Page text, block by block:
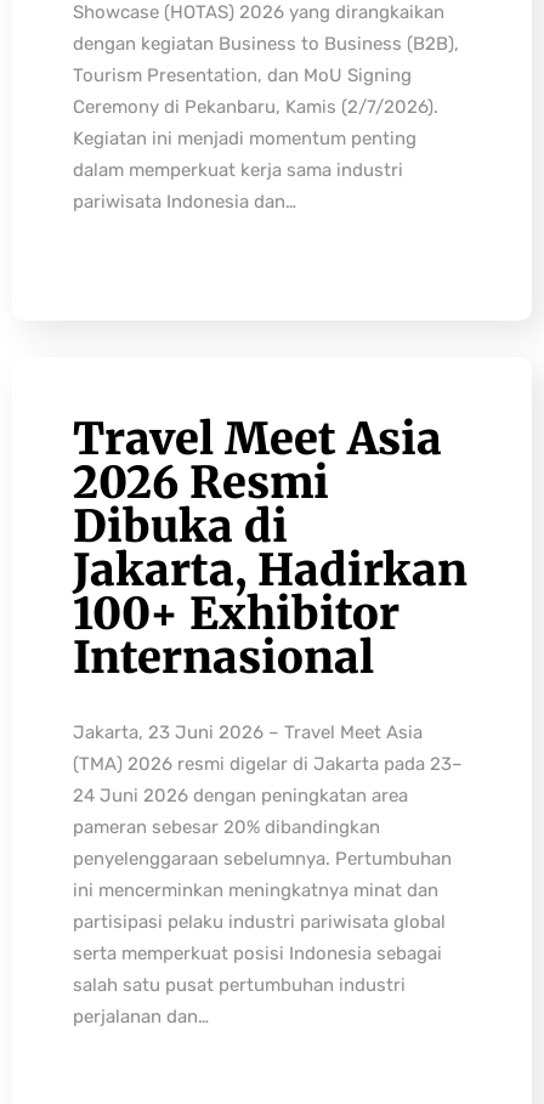
Showcase (HOTAS) 2026 yang dirangkaikan
dengan kegiatan Business to Business (B2B),
Tourism Presentation, dan MoU Signing
Ceremony di Pekanbaru, Kamis (2/7/2026).
Kegiatan ini menjadi momentum penting
dalam memperkuat kerja sama industri
pariwisata Indonesia dan…
Travel Meet Asia
2026 Resmi
Dibuka di
Jakarta, Hadirkan
100+ Exhibitor
Internasional
Jakarta, 23 Juni 2026 – Travel Meet Asia
(TMA) 2026 resmi digelar di Jakarta pada 23–
24 Juni 2026 dengan peningkatan area
pameran sebesar 20% dibandingkan
penyelenggaraan sebelumnya. Pertumbuhan
ini mencerminkan meningkatnya minat dan
partisipasi pelaku industri pariwisata global
serta memperkuat posisi Indonesia sebagai
salah satu pusat pertumbuhan industri
perjalanan dan…